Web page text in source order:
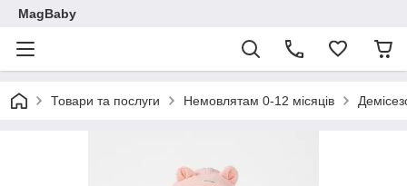
MagBaby
Товари та послуги Немовлятам 0-12 місяців